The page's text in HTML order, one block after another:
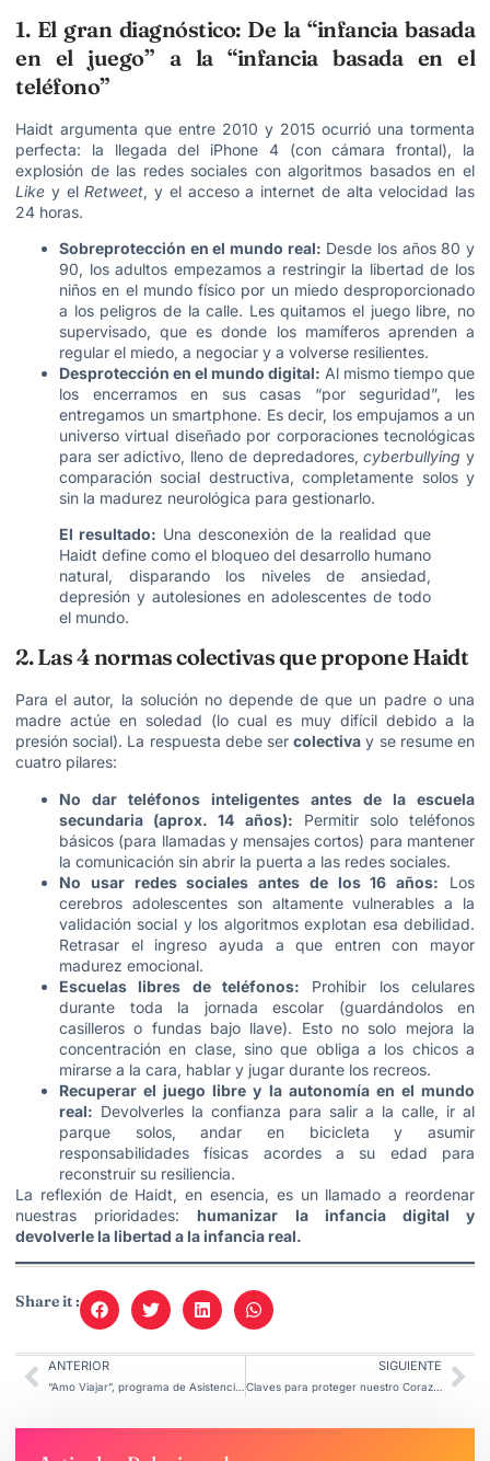
1. El gran diagnóstico: De la “infancia basada
en el juego” a la “infancia basada en el
teléfono”
Haidt argumenta que entre 2010 y 2015 ocurrió una tormenta
perfecta: la llegada del iPhone 4 (con cámara frontal), la
explosión de las redes sociales con algoritmos basados en el
Like y elRetweet, y el acceso a internet de alta velocidad las
24 horas.
Sobreprotección en el mundo real: Desde los años 80 y
90, los adultos empezamos a restringir la libertad de los
niños en el mundo físico por un miedo desproporcionado
a los peligros de la calle. Les quitamos el juego libre, no
supervisado, que es donde los mamíferos aprenden a
regular el miedo, a negociar y a volverse resilientes.
Desprotección en el mundo digital: Al mismo tiempo que
los encerramos en sus casas “por seguridad”, les
entregamos un smartphone. Es decir, los empujamos a un
universo virtual diseñado por corporaciones tecnológicas
para ser adictivo, lleno de depredadores,cyberbullying y
comparación social destructiva, completamente solos y
sin la madurez neurológica para gestionarlo.
El resultado: Una desconexión de la realidad que
Haidt define como el bloqueo del desarrollo humano
natural, disparando los niveles de ansiedad,
depresión y autolesiones en adolescentes de todo
el mundo.
2. Las 4 normas colectivas que propone Haidt
Para el autor, la solución no depende de que un padre o una
madre actúe en soledad (lo cual es muy difícil debido a la
presión social). La respuesta debe sercolectiva y se resume en
cuatro pilares:
No dar teléfonos inteligentes antes de la escuela
secundaria (aprox. 14 años): Permitir solo teléfonos
básicos (para llamadas y mensajes cortos) para mantener
la comunicación sin abrir la puerta a las redes sociales.
No usar redes sociales antes de los 16 años: Los
cerebros adolescentes son altamente vulnerables a la
validación social y los algoritmos explotan esa debilidad.
Retrasar el ingreso ayuda a que entren con mayor
madurez emocional.
Escuelas libres de teléfonos: Prohibir los celulares
durante toda la jornada escolar (guardándolos en
casilleros o fundas bajo llave). Esto no solo mejora la
concentración en clase, sino que obliga a los chicos a
mirarse a la cara, hablar y jugar durante los recreos.
Recuperar el juego libre y la autonomía en el mundo
real: Devolverles la confianza para salir a la calle, ir al
parque solos, andar en bicicleta y asumir
responsabilidades físicas acordes a su edad para
reconstruir su resiliencia.
La reflexión de Haidt, en esencia, es un llamado a reordenar
nuestras prioridades: humanizar la infancia digital y
devolverle la libertad a la infancia real.
Share it :
ANTERIOR SIGUIENTE
Claves para proteger nuestro Corazón durante el descanso nocturno.